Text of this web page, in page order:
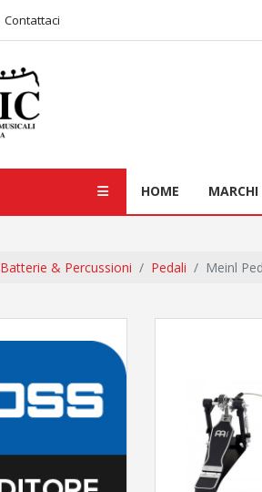
Contattaci
HOME MARCHI
Batterie & Percussioni Pedali Meinl